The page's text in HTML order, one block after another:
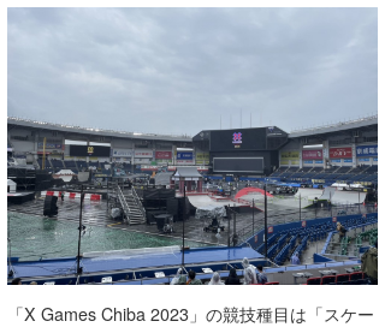
「X Games Chiba 2023」の競技種目は「スケー
ライター/寄稿メディア
Core Surf Japan